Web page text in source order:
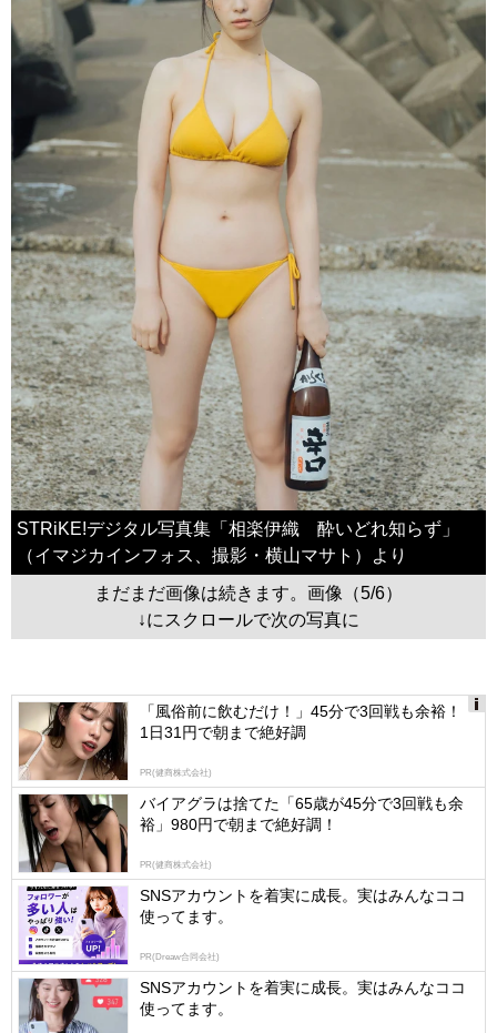
STRiKE!デジタル写真集「相楽伊織 酔いどれ知らず」
（イマジカインフォス、撮影・横山マサト）より
まだまだ画像は続きます。画像（5/6）
↓にスクロールで次の写真に
「風俗前に飲むだけ！」45分で3回戦も余裕！
1日31円で朝まで絶好調
PR(健商株式会社)
バイアグラは捨てた「65歳が45分で3回戦も余
裕」980円で朝まで絶好調！
PR(健商株式会社)
SNSアカウントを着実に成長。実はみんなココ
使ってます。
PR(Dreaw合同会社)
SNSアカウントを着実に成長。実はみんなココ
使ってます。